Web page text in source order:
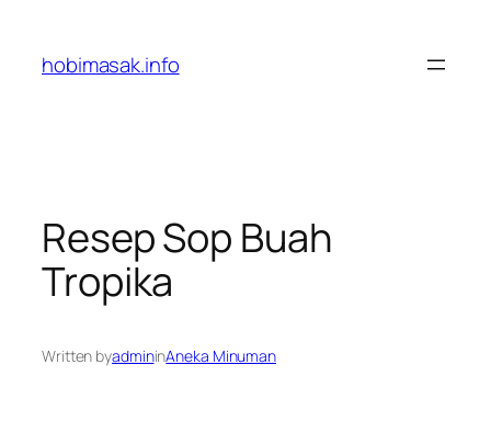
content
hobimasak.info
Resep Sop Buah
Tropika
Written byadmininAneka Minuman